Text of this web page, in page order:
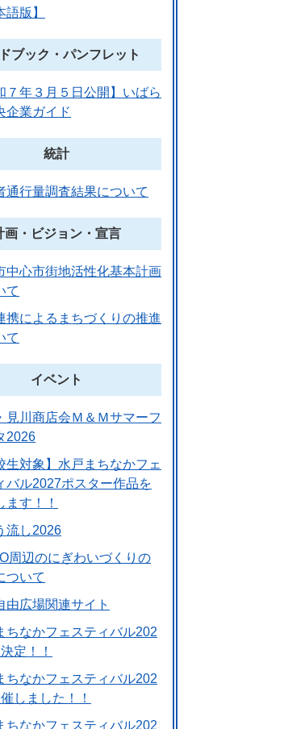
語版】
ブック・パンフレット
７年３月５日公開】いばら
企業ガイド
統計
通行量調査結果について
画・ビジョン・宣言
中心市街地活性化基本計画
て
携によるまちづくりの推進
て
イベント
見川商店会Ｍ＆Ｍサマーフ
2026
生対象】水戸まちなかフェ
バル2027ポスター作品を
ます！！
流し2026
周辺のにぎわいづくりの
ついて
由広場関連サイト
ちなかフェスティバル202
定！！
ちなかフェスティバル202
しました！！
ちなかフェスティバル202